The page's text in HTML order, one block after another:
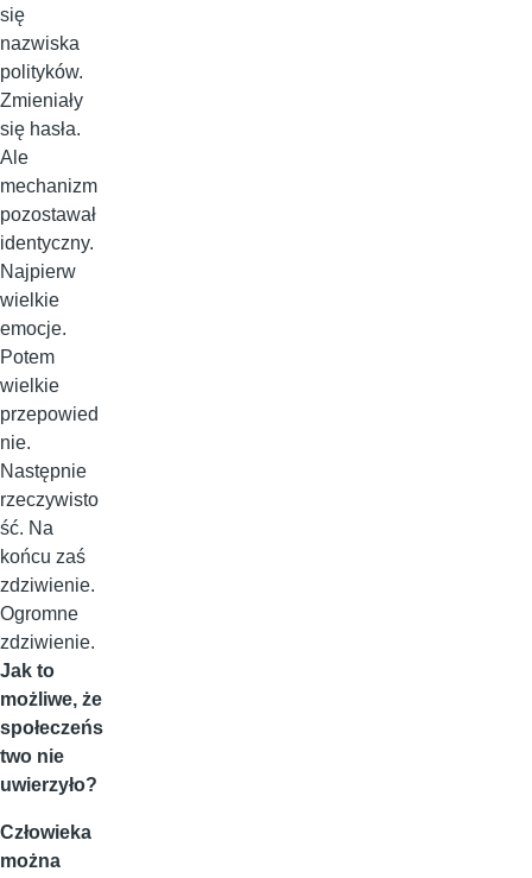
się
nazwiska
polityków.
Zmieniały
się hasła.
Ale
mechanizm
pozostawał
identyczny.
Najpierw
wielkie
emocje.
Potem
wielkie
przepowied
nie.
Następnie
rzeczywisto
ść. Na
końcu zaś
zdziwienie.
Ogromne
zdziwienie.
Jak to
możliwe, że
społeczeńs
two nie
uwierzyło?
Człowieka
można